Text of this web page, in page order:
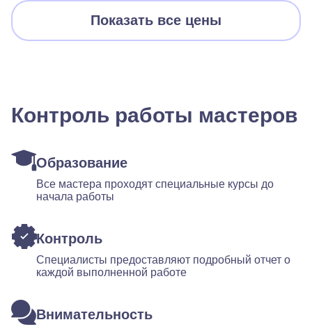
Показать все цены
Контроль работы мастеров
Образование
Все мастера проходят специальные курсы до
начала работы
Контроль
Специалисты предоставляют подробный отчет о
каждой выполненной работе
Внимательность